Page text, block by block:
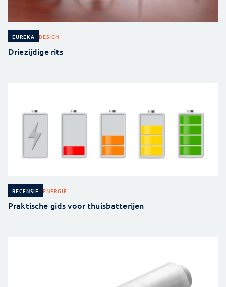
EUREKA DESIGN
Driezijdige rits
RECENSIE ENERGIE
Praktische gids voor thuisbatterijen